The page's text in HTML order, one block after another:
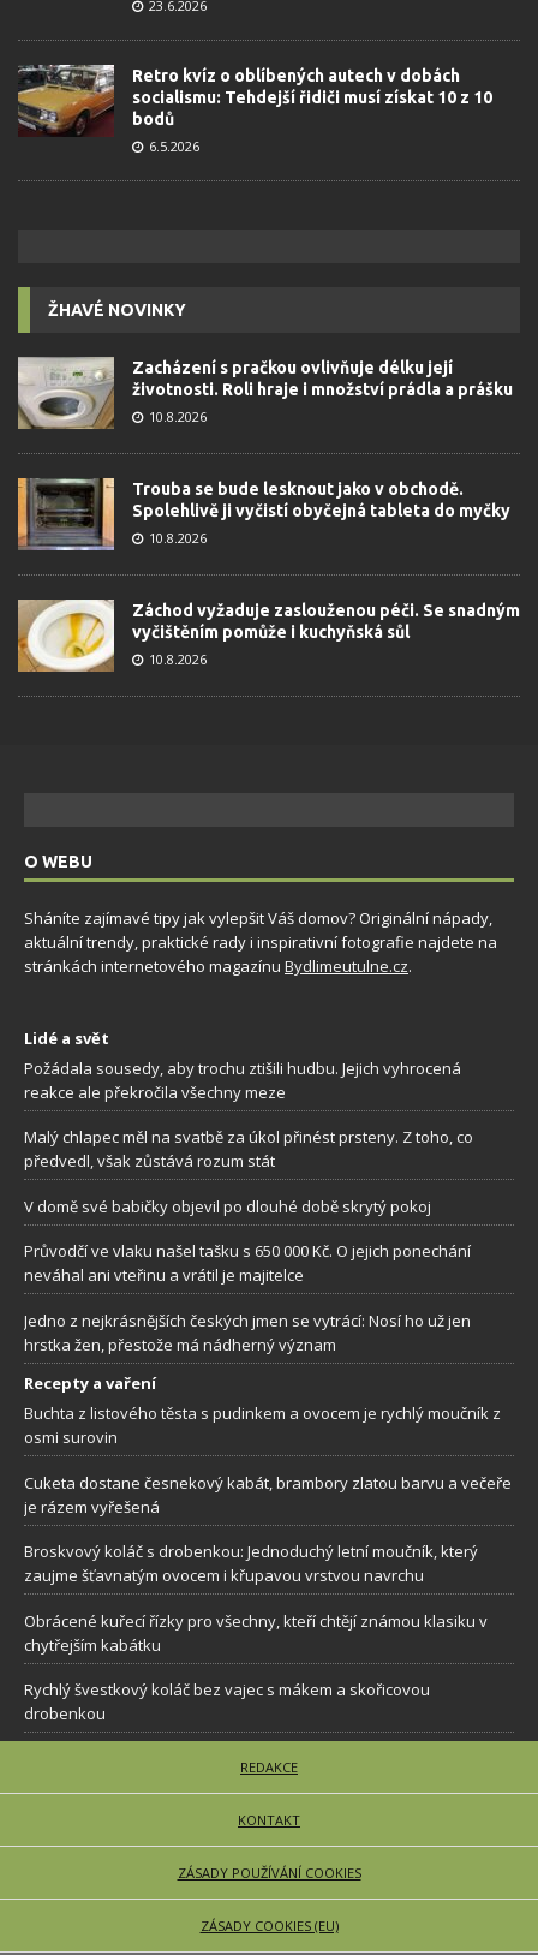
23.6.2026
Retro kvíz o oblíbených autech v dobách
socialismu: Tehdejší řidiči musí získat 10 z 10
bodů
6.5.2026
ŽHAVÉ NOVINKY
Zacházení s pračkou ovlivňuje délku její
životnosti. Roli hraje i množství prádla a prášku
10.8.2026
Trouba se bude lesknout jako v obchodě.
Spolehlivě ji vyčistí obyčejná tableta do myčky
10.8.2026
Záchod vyžaduje zaslouženou péči. Se snadným
vyčištěním pomůže i kuchyňská sůl
10.8.2026
O WEBU
Sháníte zajímavé tipy jak vylepšit Váš domov? Originální nápady,
aktuální trendy, praktické rady i inspirativní fotografie najdete na
stránkách internetového magazínu Bydlimeutulne.cz.
Lidé a svět
Požádala sousedy, aby trochu ztišili hudbu. Jejich vyhrocená
reakce ale překročila všechny meze
Malý chlapec měl na svatbě za úkol přinést prsteny. Z toho, co
předvedl, však zůstává rozum stát
V domě své babičky objevil po dlouhé době skrytý pokoj
Průvodčí ve vlaku našel tašku s 650 000 Kč. O jejich ponechání
neváhal ani vteřinu a vrátil je majitelce
Jedno z nejkrásnějších českých jmen se vytrácí: Nosí ho už jen
hrstka žen, přestože má nádherný význam
Recepty a vaření
Buchta z listového těsta s pudinkem a ovocem je rychlý moučník z
osmi surovin
Cuketa dostane česnekový kabát, brambory zlatou barvu a večeře
je rázem vyřešená
Broskvový koláč s drobenkou: Jednoduchý letní moučník, který
zaujme šťavnatým ovocem i křupavou vrstvou navrchu
Obrácené kuřecí řízky pro všechny, kteří chtějí známou klasiku v
chytřejším kabátku
Rychlý švestkový koláč bez vajec s mákem a skořicovou
drobenkou
REDAKCE
KONTAKT
ZÁSADY POUŽÍVÁNÍ COOKIES
ZÁSADY COOKIES (EU)